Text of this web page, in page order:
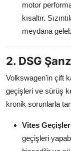
motor
kısaltır.
meydana
2. DSG
Volkswagen'in çift
geçişleri ve sürüş
kronik sorunlarla
Vites
geçişleri